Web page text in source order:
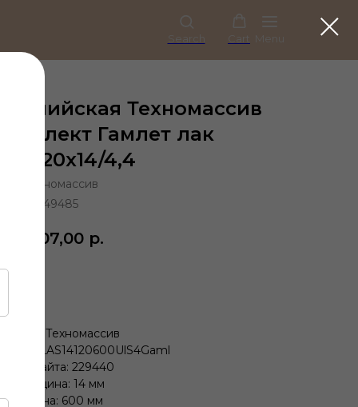
Search Cart Menu
Техномассив
Селект Гамлет лак
4,4
Техномассив
49485
6407,00 р.
Бренд: Техномассив
TLAS14120600UlS4Gaml
Код сайта: 229440
Толщина: 14 мм
Длина: 600 мм